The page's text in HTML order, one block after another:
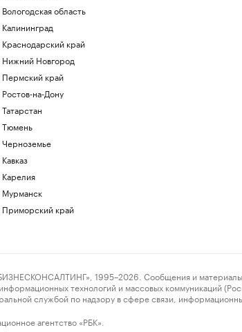
Вологодская область
Калининград
Краснодарский край
Нижний Новгород
Пермский край
Ростов-на-Дону
Татарстан
Тюмень
Черноземье
Кавказ
Карелия
Мурманск
Приморский край
1995–2026. Сообщения и материалы
технологий и массовых коммуникаций
службой по надзору в сфере связи,
агентство «РБК».